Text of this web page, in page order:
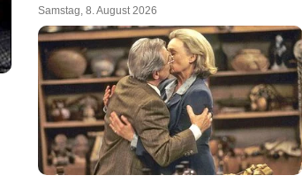
Samstag, 8. August 2026